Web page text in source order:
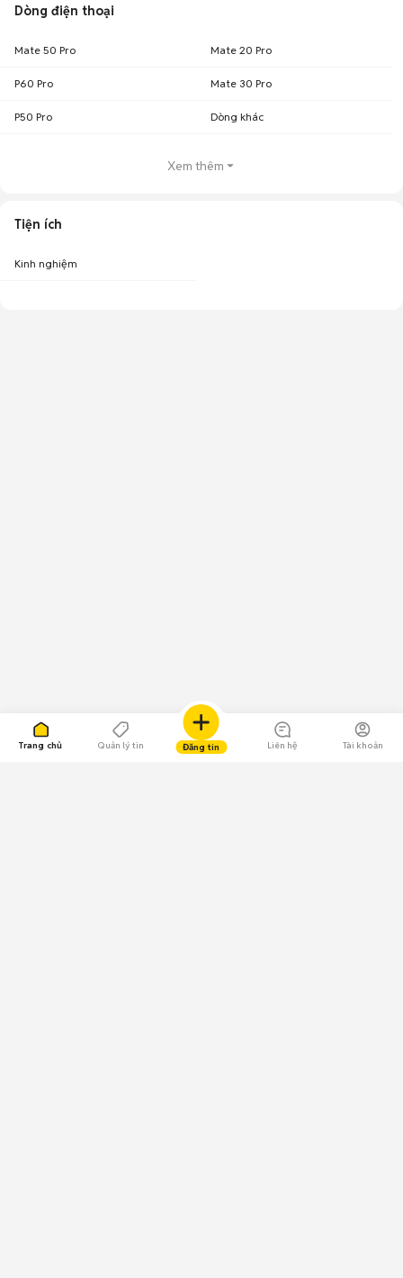
Trang chủ Quản lý tin Đăng tin Liên hệ Tài khoản
Dòng điện thoại
Mate 50 Pro Mate 20 Pro
P60 Pro Mate 30 Pro
P50 Pro Dòng khác
Xem thêm
Tiện ích
Kinh nghiệm